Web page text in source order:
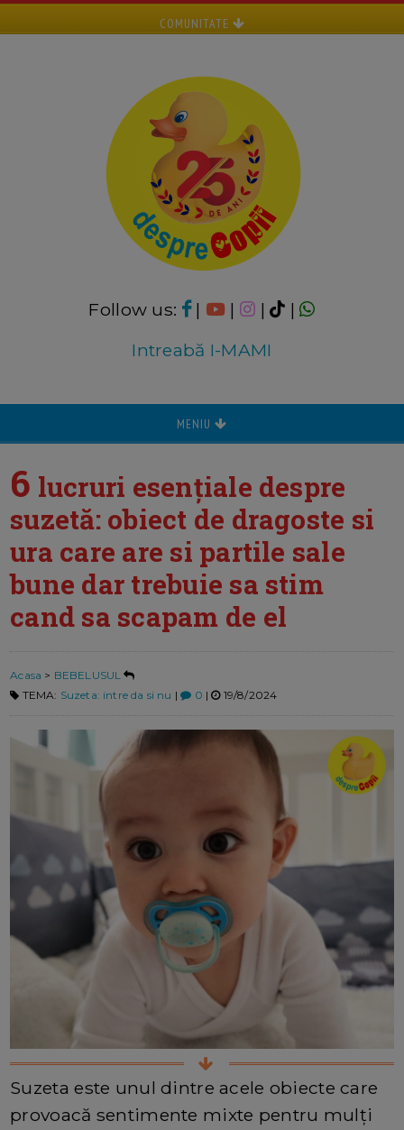
COMUNITATE
Follow us: | | |
|
Intreabă I-MAMI
MENIU
6 lucruri esențiale despre
suzetă: obiect de dragoste si
ura care are si partile sale
bune dar trebuie sa stim
cand sa scapam de el
Acasa > BEBELUSUL
TEMA: Suzeta: intre da si nu | 0 | 19/8/2024
Suzeta este unul dintre acele obiecte care
provoacă sentimente mixte pentru mulți